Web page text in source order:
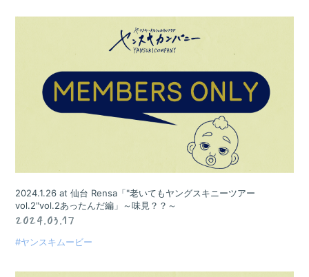
2024.1.26 at 仙台 Rensa「"老いてもヤングスキニーツアー
vol.2"vol.2あったんだ編」～味見？？～
2024.03.17
#ヤンスキムービー